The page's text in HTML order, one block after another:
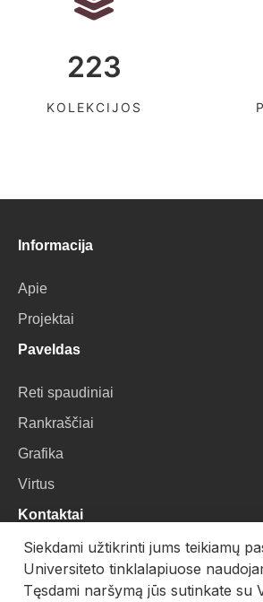
223
KOLEKCIJOS
Informacija
Apie
Projektai
Paveldas
Reti spaudiniai
Rankraščiai
Grafika
Virtus
Kontaktai
VU Biblioteka
Universiteto g. 3, LT-01122, Vilnius
Siekdami užtikrinti jums teikiamų
Universiteto tinklalapiuose
Tęsdami naršymą jūs sutinkate su